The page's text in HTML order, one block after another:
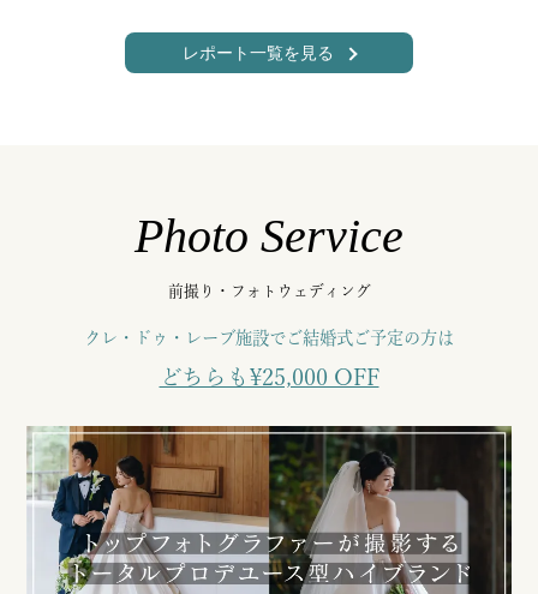
レポート一覧を見る
Photo Service
前撮り・フォトウェディング
クレ・ドゥ・レーブ施設でご結婚式ご予定の方は
どちらも¥25,000 OFF